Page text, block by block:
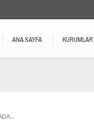
ANA SAYFA KURUMLAR